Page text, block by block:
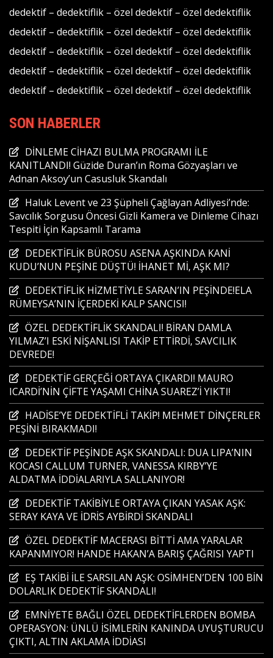
dedektif – dedektiflik – özel dedektif – özel dedektiflik
dedektif – dedektiflik – özel dedektif – özel dedektiflik
dedektif – dedektiflik – özel dedektif – özel dedektiflik
dedektif – dedektiflik – özel dedektif – özel dedektiflik
dedektif – dedektiflik – özel dedektif – özel dedektiflik
SON HABERLER
DİNLEME CİHAZI BULMA PROGRAMI İLE
KANITLANDI! Güzide Duran’ın Roma Gözyaşları ve
Adnan Aksoy’un Casusluk Skandalı
Haluk Levent ve 23 Şüpheli Çağlayan Adliyesi’nde:
Savcılık Sorgusu Öncesi Gizli Kamera ve Dinleme Cihazı
Tespiti İçin Kapsamlı Tarama
DEDEKTİFLİK BÜROSU ASENA AŞKINDA KANİ
KUDU’NUN PEŞİNE DÜŞTÜ! İHANET Mİ, AŞK MI?
DEDEKTİFLİK HİZMETİYLE SARAN’IN PEŞİNDE!ELA
RÜMEYSA’NIN İÇERDEKİ KALP SANCISI!
ÖZEL DEDEKTİFLİK SKANDALI! BİRAN DAMLA
YILMAZ’I ESKİ NİŞANLISI TAKİP ETTİRDİ, SAVCILIK
DEVREDE!
DEDEKTİF GERÇEĞİ ORTAYA ÇIKARDI! MAURO
ICARDİ’NİN ÇİFTE YAŞAMI CHİNA SUAREZ’İ YIKTI!
HADİSE’YE DEDEKTİFLİ TAKİP! MEHMET DİNÇERLER
PEŞİNİ BIRAKMADI!
DEDEKTİF PEŞİNDE AŞK SKANDALI: DUA LIPA’NIN
KOCASI CALLUM TURNER, VANESSA KIRBY’YE
ALDATMA İDDİALARIYLA SALLANIYOR!
DEDEKTİF TAKİBİYLE ORTAYA ÇIKAN YASAK AŞK:
SERAY KAYA VE İDRİS AYBİRDİ SKANDALI
ÖZEL DEDEKTİF MACERASI BİTTİ AMA YARALAR
KAPANMIYOR! HANDE HAKAN’A BARIŞ ÇAĞRISI YAPTI
EŞ TAKİBİ İLE SARSILAN AŞK: OSİMHEN’DEN 100 BİN
DOLARLIK DEDEKTİF SKANDALI!
EMNİYETE BAĞLI ÖZEL DEDEKTİFLERDEN BOMBA
OPERASYON: ÜNLÜ İSİMLERİN KANINDA UYUŞTURUCU
ÇIKTI, ALTIN AKLAMA İDDİASI